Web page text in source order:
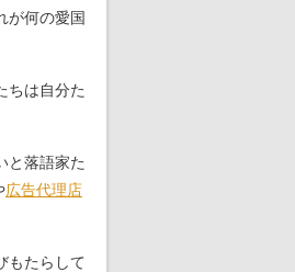
が何の愛国
ちは自分た
と落語家た
広告代理店
もたらして